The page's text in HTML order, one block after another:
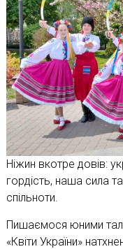
Ніжин вкотре довів:
гордість, наша сила
спільноти.
Пишаємося юними
«Квіти України»